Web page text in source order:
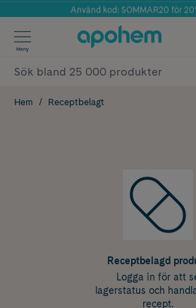
Årets Butik 2025 inom
Använd kod: SOMMAR20 för
✓ Fri frakt
✓ Poäng på alla köp*
Meny
Hem Receptbelagt
Receptbelagd
Logga in för att
lagerstatus och
recept.